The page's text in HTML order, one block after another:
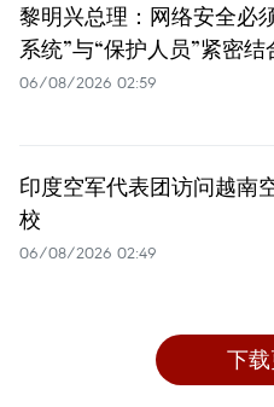
黎明兴总理：网络安全必
系统”与“保护人员”紧密结
06/08/2026 02:59
印度空军代表团访问越南
校
06/08/2026 02:49
下